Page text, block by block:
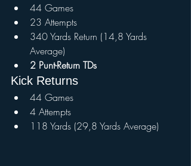
44 Games
23 Attempts
340 Yards Return (14,8 Yards
Average)
2 Punt-Return TDs
Kick Returns
44 Games
4 Attempts
118 Yards (29,8 Yards Average)